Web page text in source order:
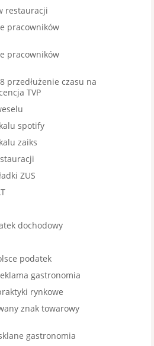
restauracji
pracowników
pracowników
przedłużenie czasu na
TVP
spotify
zaiks
ZUS
dochodowy
podatek
gastronomia
rynkowe
znak towarowy
gastronomia